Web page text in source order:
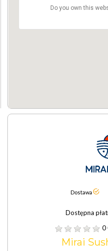
Do you own this
Dostawa
Dostępna
0
Mirai